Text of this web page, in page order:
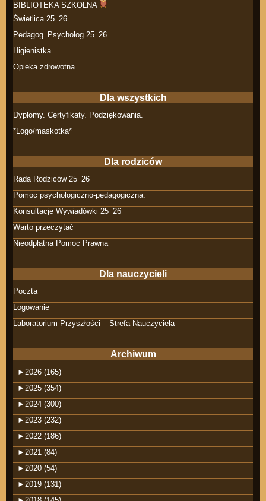
BIBLIOTEKA SZKOLNA
Świetlica 25_26
Pedagog_Psycholog 25_26
Higienistka
Opieka zdrowotna.
Dla wszystkich
Dyplomy. Certyfikaty. Podziękowania.
*Logo/maskotka*
Dla rodziców
Rada Rodziców 25_26
Pomoc psychologiczno-pedagogiczna.
Konsultacje Wywiadówki 25_26
Warto przeczytać
Nieodpłatna Pomoc Prawna
Dla nauczycieli
Poczta
Logowanie
Laboratorium Przyszłości – Strefa Nauczyciela
Archiwum
► 2026 (165)
► 2025 (354)
► 2024 (300)
► 2023 (232)
► 2022 (186)
► 2021 (84)
► 2020 (54)
► 2019 (131)